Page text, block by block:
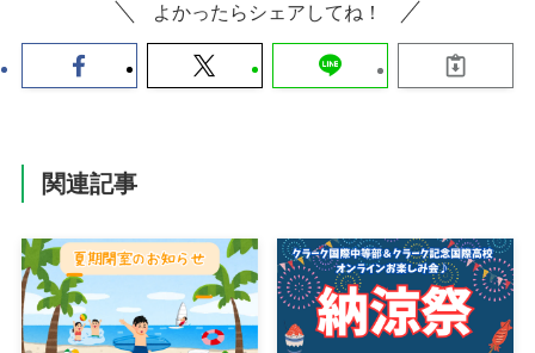
よかったらシェアしてね！
関連記事